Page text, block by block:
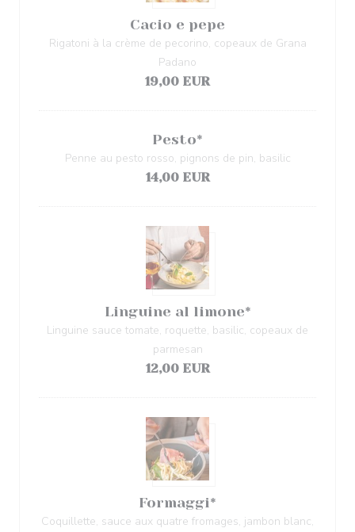
Cacio e pepe
Rigatoni à la crème de pecorino, copeaux de Grana
Padano
19,00 EUR
Pesto*
Penne au pesto rosso, pignons de pin, basilic
14,00 EUR
Linguine al limone*
Linguine sauce tomate, roquette, basilic, copeaux de
parmesan
12,00 EUR
Formaggi*
Coquillette, sauce aux quatre fromages, jambon blanc,